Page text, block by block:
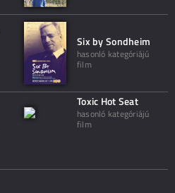
Six by Sondheim
hasonló kategóriájú
film
Toxic Hot Seat
hasonló kategóriájú
film